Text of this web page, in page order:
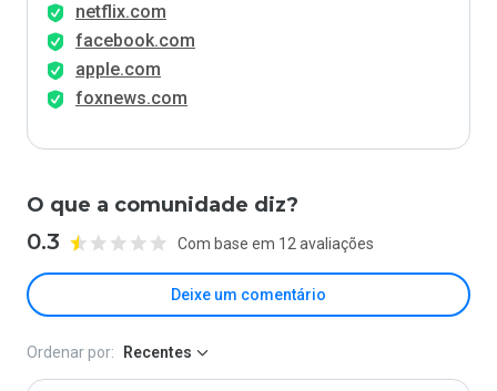
netflix.com
facebook.com
apple.com
foxnews.com
O que a comunidade diz?
0.3 Com base em 12 avaliações
Deixe um comentário
Ordenar por: Recentes